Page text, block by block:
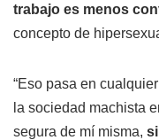
trabajo es menos
concepto de
“Eso pasa en
la sociedad machista
segura de mí misma,